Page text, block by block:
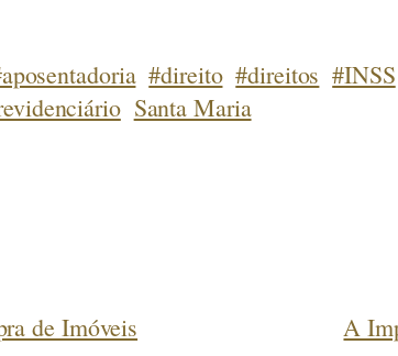
#direito #direitos #INSS
Santa Maria
de Imóveis A